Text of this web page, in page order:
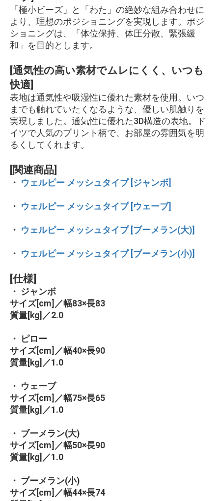
「極小ビーズ」と「わた」の絶妙な組み合わせに
より、理想のポジショニングを実現します。ポジ
ショニングは、「体位保持、体圧分散、緊張緩
和」を目的とします。
[通気性の高い素材でムレにくく、いつも
快適]
表地は通気性や吸湿性に優れた素材を使用。いつ
までも触れていたくなるような、優しい肌触りを
実現しました。通気性に優れた3D構造の表地。ド
イツで人気のプリント柄で、お部屋の雰囲気を明
るくしてくれます。
[関連商品]
・ ウェルピー メッシュタイプ [ジャンボ]
・ ウェルピー メッシュタイプ [ウェーブ]
・ ウェルピー メッシュタイプ [ブーメラン(大)]
・ ウェルピー メッシュタイプ [ブーメラン(小)]
[仕様]
・ ジャンボ
サイズ[cm]／幅83×長83
質量[kg]／2.0
・ ピロー
サイズ[cm]／幅40×長90
質量[kg]／1.0
・ ウェーブ
サイズ[cm]／幅75×長65
質量[kg]／1.0
・ ブーメラン(大)
サイズ[cm]／幅50×長90
質量[kg]／1.0
・ ブーメラン(小)
サイズ[cm]／幅44×長74